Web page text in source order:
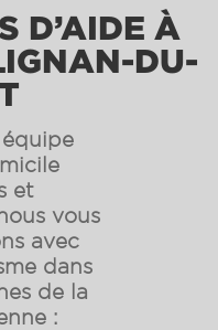
D’AIDE À
DU-
et
vous
avec
dans
de la
: